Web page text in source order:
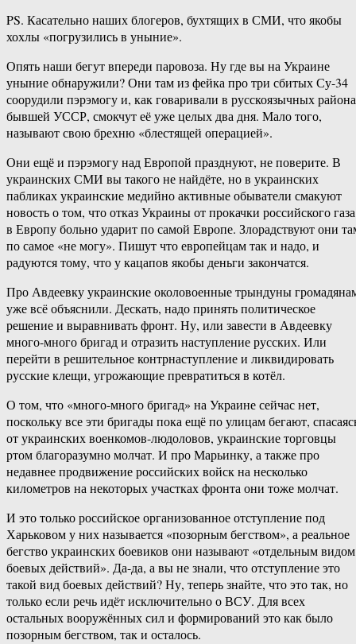
PS. Касательно наших блогеров, бухтящих в СМИ, что якобы
хохлы «погрузились в уныние».
Опять наши бегут впереди паровоза. Ну где вы на Украине
уныние обнаружили? Они там из фейка про три сбитых Су-34
соорудили пэрэмогу и, как говаривали в русскоязычных
бывшей УССР, смокчут её уже целых два дня. Мало того,
называют свою брехню «блестящей операцией».
Они ещё и пэрэмогу над Европой празднуют, не поверите. В
украинских СМИ вы такого не найдёте, но в украинских
пабликах украинские медийно активные обыватели смакуют
новость о том, что отказ Украины от прокачки российского газа
в Европу больно ударит по самой Европе. Злорадствуют они
по самое «не могу». Пишут что европейцам так и надо, и
радуются тому, что у кацапов якобы деньги закончатся.
Про Авдеевку украинские околовоенные трындуны
уже всё объяснили. Дескать, надо принять политическое
решение и выравнивать фронт. Ну, или завести в Авдеевку
много-много бригад и отразить наступление русских. Или
перейти в решительное контрнаступление и ликвидировать
русские клещи, угрожающие превратиться в котёл.
О том, что «много-много бригад» на Украине сейчас нет,
поскольку все эти бригады пока ещё по улицам бегают,
от украинских военкомов-людоловов, украинские торговцы
ртом благоразумно молчат. И про Марьинку, а также про
недавнее продвижение российских войск на несколько
километров на некоторых участках фронта они тоже молчат.
И это только российское организованное отступление под
Харьковом у них называется «позорным бегством», а реальное
бегство украинских боевиков они называют «отдельным видом
боевых действий». Да-да, а вы не знали, что отступление это
такой вид боевых действий? Ну, теперь знайте, что это так, но
только если речь идёт исключительно о ВСУ. Для всех
остальных вооружённых сил и формирований это как было
позорным бегством, так и осталось.